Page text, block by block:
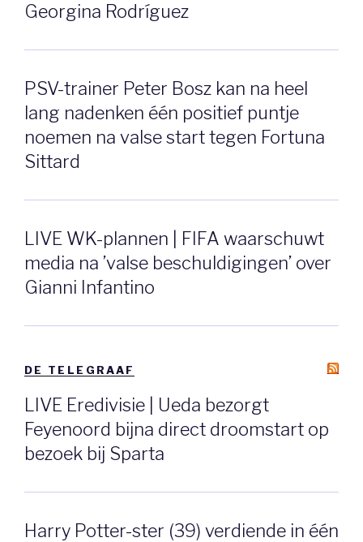
Georgina Rodríguez
PSV-trainer Peter Bosz kan na heel
lang nadenken één positief puntje
noemen na valse start tegen Fortuna
Sittard
LIVE WK-plannen | FIFA waarschuwt
media na ’valse beschuldigingen’ over
Gianni Infantino
DE TELEGRAAF
LIVE Eredivisie | Ueda bezorgt
Feyenoord bijna direct droomstart op
bezoek bij Sparta
Harry Potter-ster (39) verdiende in één